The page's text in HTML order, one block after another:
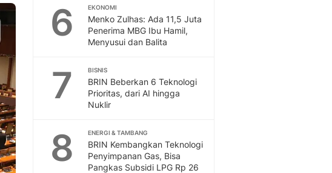
6 EKONOMI
Menko Zulhas: Ada 11,5 Juta
Penerima MBG Ibu Hamil,
Menyusui dan Balita
7 BISNIS
BRIN Beberkan 6 Teknologi
Prioritas, dari AI hingga
Nuklir
8 ENERGI & TAMBANG
BRIN Kembangkan Teknologi
Penyimpanan Gas, Bisa
Pangkas Subsidi LPG Rp 26